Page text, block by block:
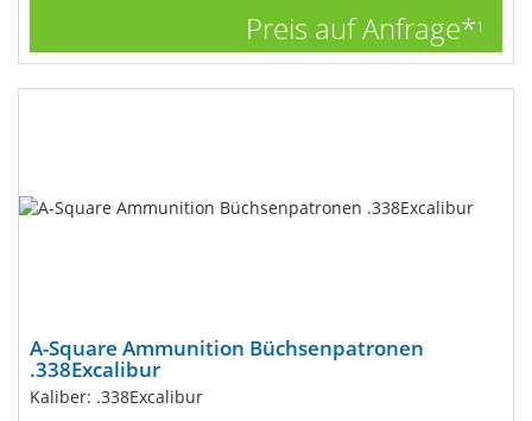
Preis auf Anfrage*1
A-Square Ammunition Büchsenpatronen
.338Excalibur
Kaliber: .338Excalibur